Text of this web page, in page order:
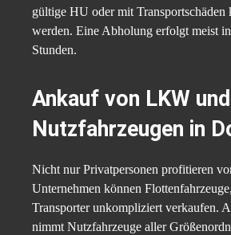
gültige HU oder mit Transportschäden
werden. Eine Abholung erfolgt meist
Stunden.
Ankauf von LKW und
Nutzfahrzeugen in
Nicht nur Privatpersonen profitieren
Unternehmen können
Transporter unkompliziert verkaufen.
nimmt Nutzfahrzeuge aller